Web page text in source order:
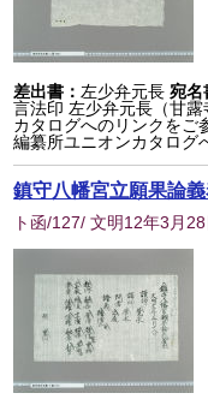
差出書： 左少弁元長 宛名
言法印 左少弁元長（甘露
カタログへのリンクをご
編纂所ユニオンカタログ
鎮守八幡宮立願果論
ト函/127/ 文明12年3月28